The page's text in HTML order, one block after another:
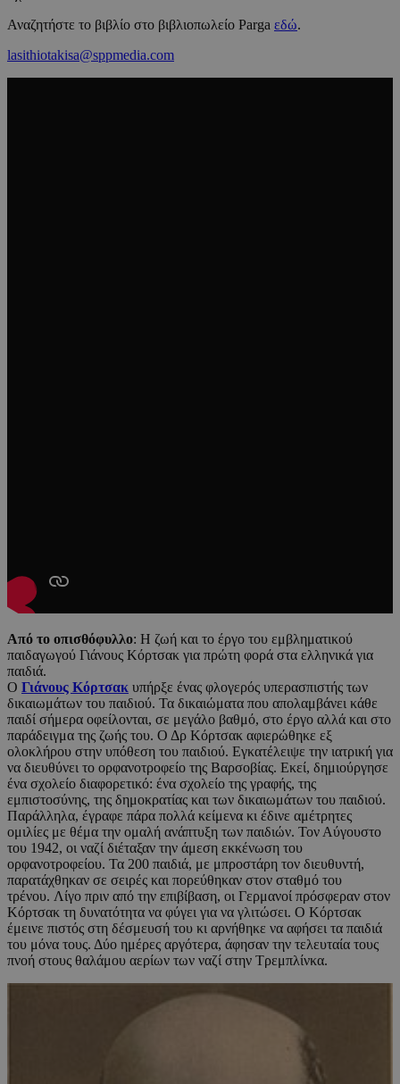
Αναζητήστε το βιβλίο στο βιβλιοπωλείο Parga εδώ.
lasithiotakisa@sppmedia.com
Από το οπισθόφυλλο: Η ζωή και το έργο του εμβληματικού
παιδαγωγού Γιάνους Κόρτσακ για πρώτη φορά στα ελληνικά για
παιδιά.
Ο Γιάνους Κόρτσακ υπήρξε ένας φλογερός υπερασπιστής των
δικαιωμάτων του παιδιού. Τα δικαιώματα που απολαμβάνει κάθε
παιδί σήμερα οφείλονται, σε μεγάλο βαθμό, στο έργο αλλά και στο
παράδειγμα της ζωής του. Ο Δρ Κόρτσακ αφιερώθηκε εξ
ολοκλήρου στην υπόθεση του παιδιού. Εγκατέλειψε την ιατρική για
να διευθύνει το ορφανοτροφείο της Βαρσοβίας. Εκεί, δημιούργησε
ένα σχολείο διαφορετικό: ένα σχολείο της γραφής, της
εμπιστοσύνης, της δημοκρατίας και των δικαιωμάτων του παιδιού.
Παράλληλα, έγραφε πάρα πολλά κείμενα κι έδινε αμέτρητες
ομιλίες με θέμα την ομαλή ανάπτυξη των παιδιών. Τον Αύγουστο
του 1942, οι ναζί διέταξαν την άμεση εκκένωση του
ορφανοτροφείου. Τα 200 παιδιά, με μπροστάρη τον διευθυντή,
παρατάχθηκαν σε σειρές και πορεύθηκαν στον σταθμό του
τρένου. Λίγο πριν από την επιβίβαση, οι Γερμανοί πρόσφεραν στον
Κόρτσακ τη δυνατότητα να φύγει για να γλιτώσει. Ο Κόρτσακ
έμεινε πιστός στη δέσμευσή του κι αρνήθηκε να αφήσει τα παιδιά
του μόνα τους. Δύο ημέρες αργότερα, άφησαν την τελευταία τους
πνοή στους θαλάμου αερίων των ναζί στην Τρεμπλίνκα.